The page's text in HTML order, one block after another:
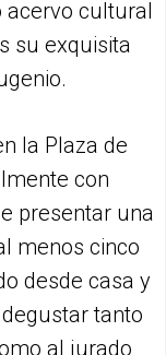
acervo cultural
su exquisita
la Plaza de
con
presentar una
menos cinco
desde casa y
tanto
al jurado